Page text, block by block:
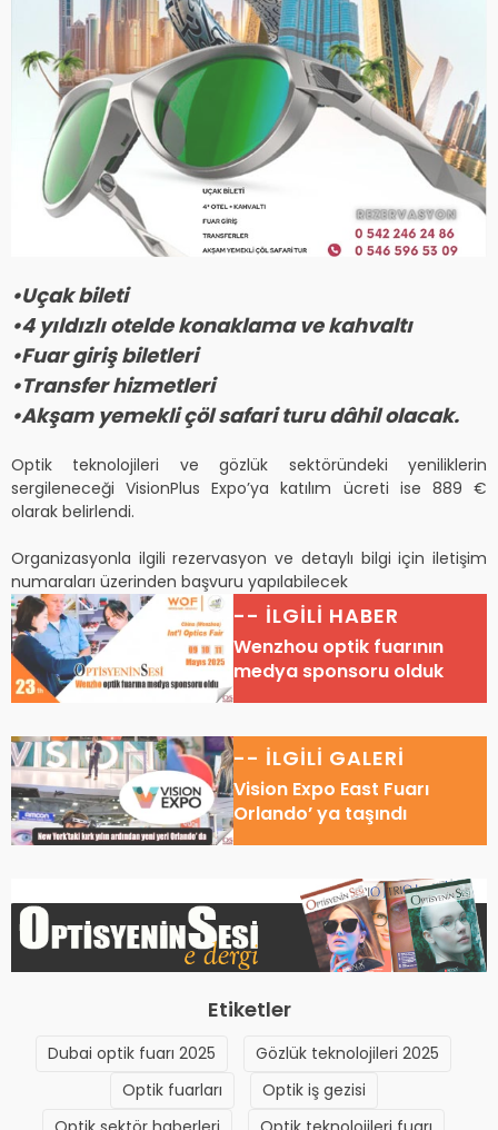
•Uçak bileti
•4 yıldızlı otelde konaklama ve kahvaltı
•Fuar giriş biletleri
•Transfer hizmetleri
•Akşam yemekli çöl safari turu dâhil olacak.
Optik teknolojileri ve gözlük sektöründeki yeniliklerin
sergileneceği VisionPlus Expo’ya katılım ücreti ise 889 €
olarak belirlendi.
Organizasyonla ilgili rezervasyon ve detaylı bilgi için iletişim
numaraları üzerinden başvuru yapılabilecek
-- İLGİLİ HABER
Wenzhou optik fuarının
medya sponsoru olduk
-- İLGİLİ GALERİ
Vision Expo East Fuarı
Orlando’ ya taşındı
Etiketler
Dubai optik fuarı 2025
Gözlük teknolojileri 2025
Optik fuarları
Optik iş gezisi